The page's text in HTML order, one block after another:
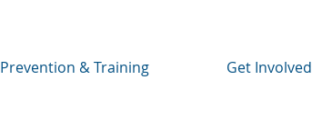
Prevention & Training Get Involved